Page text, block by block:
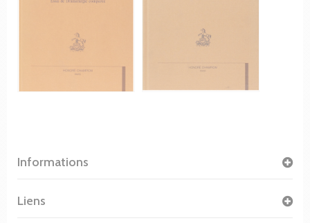
Informations
Liens